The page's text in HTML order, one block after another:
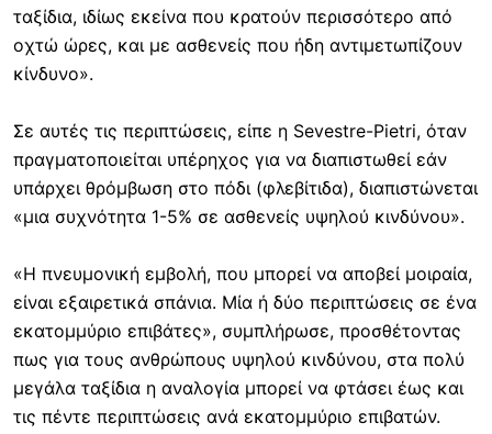
ταξίδια, ιδίως εκείνα που κρατούν περισσότερο από
οχτώ ώρες, και με ασθενείς που ήδη αντιμετωπίζουν
κίνδυνο».
Σε αυτές τις περιπτώσεις, είπε η Sevestre-Pietri, όταν
πραγματοποιείται υπέρηχος για να διαπιστωθεί εάν
υπάρχει θρόμβωση στο πόδι (φλεβίτιδα), διαπιστώνεται
«μια συχνότητα 1-5% σε ασθενείς υψηλού κινδύνου».
«Η πνευμονική εμβολή, που μπορεί να αποβεί μοιραία,
είναι εξαιρετικά σπάνια. Μία ή δύο περιπτώσεις σε ένα
εκατομμύριο επιβάτες», συμπλήρωσε, προσθέτοντας
πως για τους ανθρώπους υψηλού κινδύνου, στα πολύ
μεγάλα ταξίδια η αναλογία μπορεί να φτάσει έως και
τις πέντε περιπτώσεις ανά εκατομμύριο επιβατών.